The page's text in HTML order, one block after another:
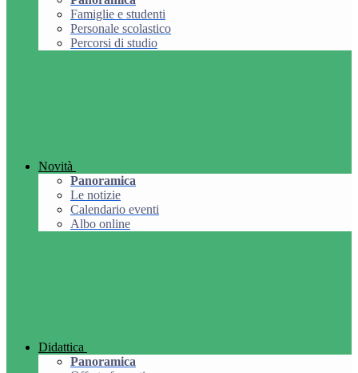
Famiglie e studenti
Personale scolastico
Percorsi di studio
Novità
Panoramica
Le notizie
Calendario eventi
Albo online
Didattica
Panoramica